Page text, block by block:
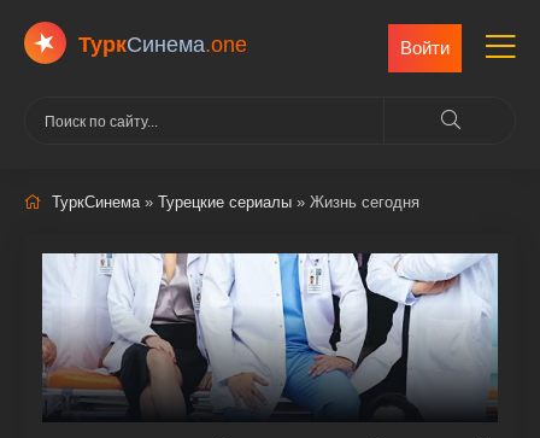
ТуркCинема.one Войти
ТуркСинема» Турецкие сериалы » Жизнь сегодня